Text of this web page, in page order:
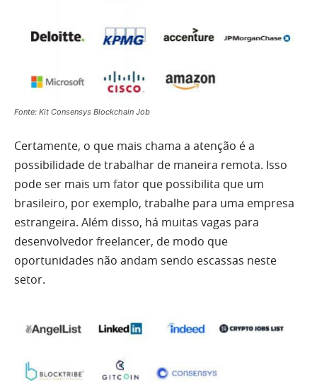
Fonte: Kit Consensys Blockchain Job
Certamente, o que mais chama a atenção é a
possibilidade de trabalhar de maneira remota. Isso
pode ser mais um fator que possibilita que um
brasileiro, por exemplo, trabalhe para uma empresa
estrangeira. Além disso, há muitas vagas para
desenvolvedor freelancer, de modo que
oportunidades não andam sendo escassas neste
setor.